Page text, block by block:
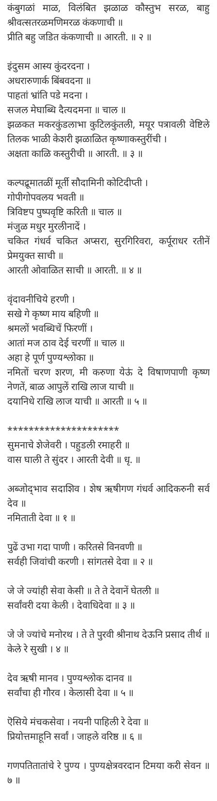
कंबुगळां माळ, विलंबित झळाळ कौस्तुभ सरळ, बाहु
श्रीवत्सतरळमणिमरळ कंकणाची ॥
प्रीति बहु जडित कंकणाची ॥ आरती. ॥ २ ॥
इंदुसम आस्य कुंदरदना ।
अधरारुणार्क बिंबवदना ॥
पाहतां भ्रांति पडे मदना ।
सजल मेघाब्धि दैत्यदमना ॥ चाल ॥
झळकत मकरकुंडलाभा कुटिलकुंतली, मयूर पत्रावली वेष्टिले
तिलक भाळी केशरी झळाळित कृष्णाकस्तुरींची ।
अक्षता काळि कस्तुरीची ॥ आरती. ॥ ३ ॥
कल्पद्रूमातळीं मूर्ती सौदामिनी कोटिदीप्ती ।
गोपीगोपवलय भवती ॥
त्रिविष्टप पुष्पवृष्टि करिती ॥ चाल ॥
मंजुळ मधुर मुरलीनादें ।
चकित गंधर्व चकित अप्सरा, सुरगिरिवरा, कर्पूराधर रतीनें
प्रेमयुक्त साची ॥
आरती ओवाळित साची ॥ आरती. ॥ ४ ॥
वृंदावनीचिये हरणी ।
सखे गे कृष्ण माय बहिणी ॥
श्रमलों भवब्धिचें फिरणीं ।
आतां मज ठाव देई चरणीं ॥ चाल ॥
अहा हे पूर्ण पुण्यश्लोका ॥
नमितों चरण शरण, मी करुणा येऊं दे विषाणपाणी कृष्ण
नेणतें, बाळ आपुलें राखि लाज याची ॥
दयानिधे राखि लाज याची ॥ आरती ॥ ५ ॥
*********************
सुमनाचे शेजेवरी । पहुडली रमाहरी ॥
वास घाली ते सुंदर । आरती देवी ॥ धृ. ॥
अब्जोद्‍भाव सदाशिव । शेष ऋषीगण गंधर्व आदिकरुनी सर्व
देव ॥
नमिताती देवा ॥ १ ॥
पुढें उभा गदा पाणी । करितसे विनवणी ॥
सर्वही जिवांची करणी । सांगतसे देवा ॥ २ ॥
जे जे ज्यांही सेवा केसी ॥ ते ते देवानें घेतली ॥
सर्वांवरी दया केली । देवाधिदेवा ॥ ३ ॥
जे जे ज्यांचे मनोरथ । ते ते पुरवी श्रीनाथ देऊनि प्रसाद तीर्थ ॥
केले रे सुखी । ४ ॥
देव ऋषी मानव । पुण्यश्लोक दानव ॥
सर्वांचा ही गौरव । केलासी देवा ॥ ५ ॥
ऎसिये मंचकसेवा । नयनी पाहिली रे देवा ॥
प्रियोत्तमाहूनि सर्वां । जाहले वरिष्ठ ॥ ६ ॥
गणपतितातांचे रे पुण्य । पुण्यक्षेत्रवरदान टिमया करी सेवन ॥
७ ॥